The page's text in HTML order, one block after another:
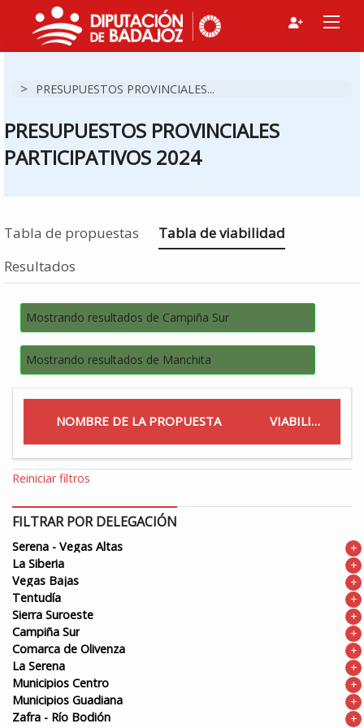
> PRESUPUESTOS PROVINCIALES...
PRESUPUESTOS PROVINCIALES
PARTICIPATIVOS 2024
Tabla de propuestas Estás en
Tabla de viabilidad
Resultados
Mostrando resultados de Campiña Sur
Mostrando resultados de Manchita
NOMBRE DE LA PROPUESTA VIABILIDAD
Reiniciar filtros
FILTRAR POR DELEGACIÓN